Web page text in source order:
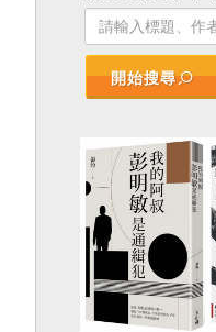
開始搜尋